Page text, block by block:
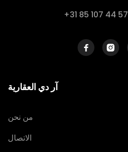
+31 85 107 44 57
 
آر دي العقارية
من نحن
الاتصال